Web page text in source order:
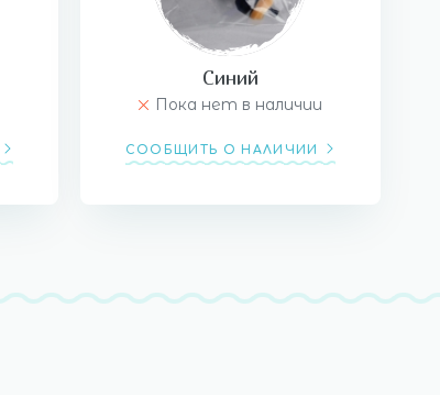
Синий
Пока нет в наличии
СООБЩИТЬ О НАЛИЧИИ